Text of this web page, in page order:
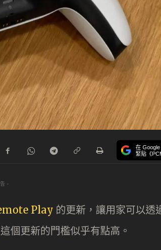
在 Google
緊貼《
-
Play 的更新，讓用家可以透
個更新的門檻似乎有點高。